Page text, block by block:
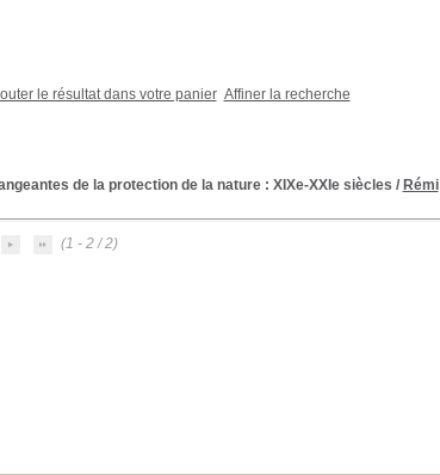
le résultat dans votre panier Affiner la recherche
de la protection de la nature : XIXe-XXIe siècles / Rémi
(1 - 2 / 2)